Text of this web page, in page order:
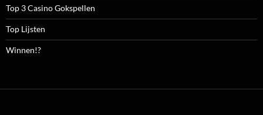
Top 3 Casino Gokspellen
Top Lijsten
Winnen!?